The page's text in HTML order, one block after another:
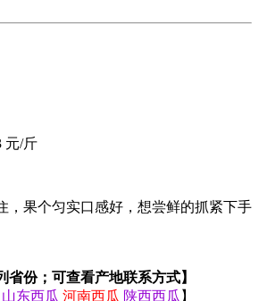
元/斤
，果个匀实口感好，想尝鲜的抓紧下手
省份；可查看产地联系方式】
山东西瓜 河南西瓜 陕西西瓜 】